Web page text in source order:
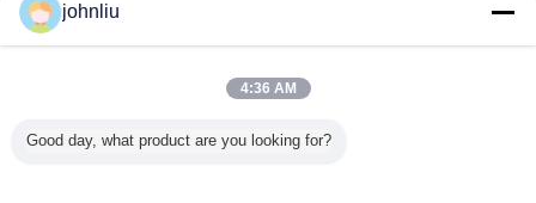
多く装飾的な木の鋳造物
johnliu
4:36 AM
Good day, what product are you looking for?